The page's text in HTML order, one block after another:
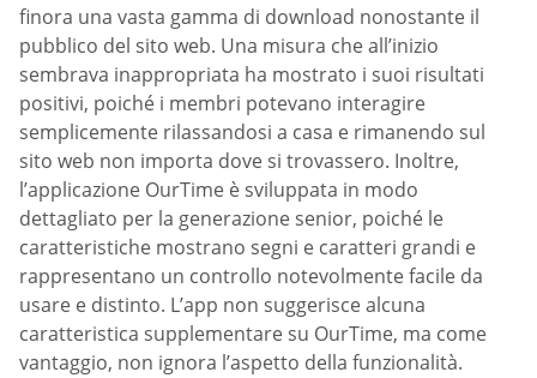
finora una vasta gamma di download nonostante il
pubblico del sito web. Una misura che all’inizio
sembrava inappropriata ha mostrato i suoi risultati
positivi, poiché i membri potevano interagire
semplicemente rilassandosi a casa e rimanendo sul
sito web non importa dove si trovassero. Inoltre,
l’applicazione OurTime è sviluppata in modo
dettagliato per la generazione senior, poiché le
caratteristiche mostrano segni e caratteri grandi e
rappresentano un controllo notevolmente facile da
usare e distinto. L’app non suggerisce alcuna
caratteristica supplementare su OurTime, ma come
vantaggio, non ignora l’aspetto della funzionalità.